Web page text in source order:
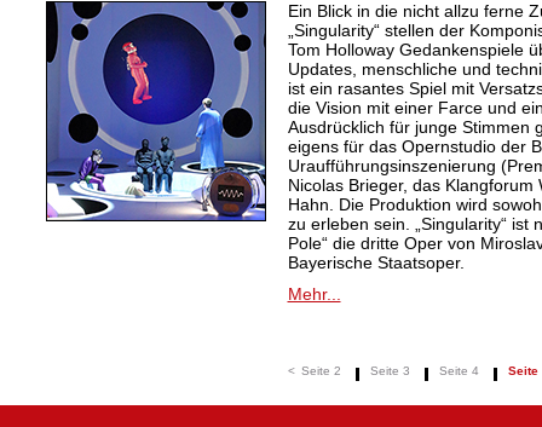
Ein Blick in die nicht allzu ferne
„Singularity“ stellen der
Tom Holloway Gedankenspiele
Updates, menschliche und
ist ein rasantes Spiel mit
die Vision mit einer Farce und
Ausdrücklich für junge Stimmen
eigens für das Opernstudio der
Uraufführungsinszenierung
Nicolas Brieger, das
Hahn. Die Produktion wird
zu erleben sein. „Singularity“ ist
Pole“ die dritte Oper von
Bayerische Staatsoper.
Mehr...
< Seite 2 Seite 3 Seite 4 Seite